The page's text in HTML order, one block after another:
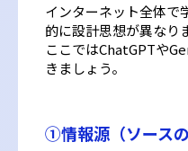
インターネット全体で
的に設計思想が異なり
ここではChatGPTや
きましょう。
①情報源（ソースの